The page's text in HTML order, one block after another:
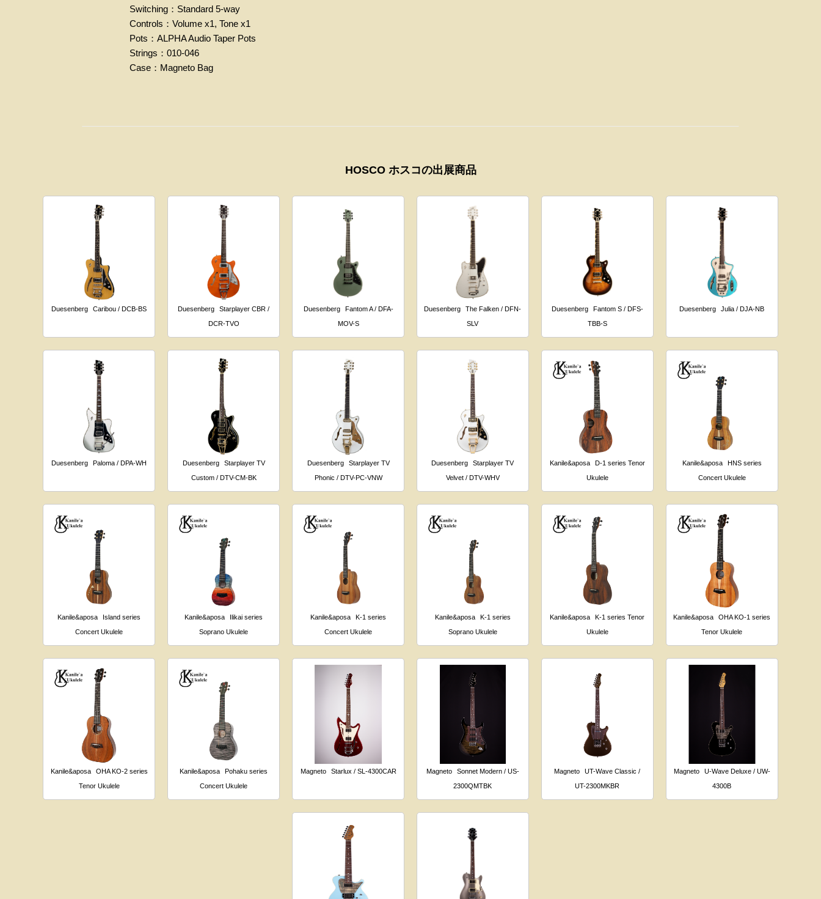
Switching ： Standard 5-way
Controls ： Volume x1, Tone x1
Pots ： ALPHA Audio Taper Pots
Strings ： 010-046
Case ： Magneto Bag
HOSCO ホスコの出展商品
Duesenberg Caribou / DCB-BS Duesenberg
Starplayer CBR /
DCR-TVO
Duesenberg
Fantom A / DFA-
MOV-S
Duesenberg
The Falken / DFN-
SLV
Duesenberg
Fantom S / DFS-
TBB-S
Duesenberg Julia / DJA-NB
Duesenberg Paloma / DPA-WH Duesenberg
Starplayer TV
Custom / DTV-CM-BK
Duesenberg
Starplayer TV
Phonic / DTV-PC-VNW
Duesenberg
Starplayer TV
Velvet / DTV-WHV
Kanile&aposa
D-1 series Tenor
Ukulele
Kanile&aposa
HNS series
Concert Ukulele
Kanile&aposa
Island series
Concert Ukulele
Kanile&aposa
Ilikai series
Soprano Ukulele
Kanile&aposa
K-1 series
Concert Ukulele
Kanile&aposa
K-1 series
Soprano Ukulele
Kanile&aposa
K-1 series Tenor
Ukulele
Kanile&aposa
OHA KO-1 series
Tenor Ukulele
Kanile&aposa
OHA KO-2 series
Tenor Ukulele
Kanile&aposa
Pohaku series
Concert Ukulele
Magneto Starlux / SL-4300CAR Magneto
Sonnet Modern / US-
2300QMTBK
Magneto
UT-Wave Classic /
UT-2300MKBR
Magneto
U-Wave Deluxe / UW-
4300B